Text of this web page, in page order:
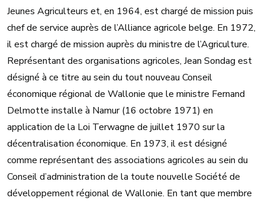
Jeunes Agriculteurs et, en 1964, est chargé de mission puis
chef de service auprès de l’Alliance agricole belge. En 1972,
il est chargé de mission auprès du ministre de l’Agriculture.
Représentant des organisations agricoles, Jean Sondag est
désigné à ce titre au sein du tout nouveau Conseil
économique régional de Wallonie que le ministre Fernand
Delmotte installe à Namur (16 octobre 1971) en
application de la Loi Terwagne de juillet 1970 sur la
décentralisation économique. En 1973, il est désigné
comme représentant des associations agricoles au sein du
Conseil d’administration de la toute nouvelle Société de
développement régional de Wallonie. En tant que membre